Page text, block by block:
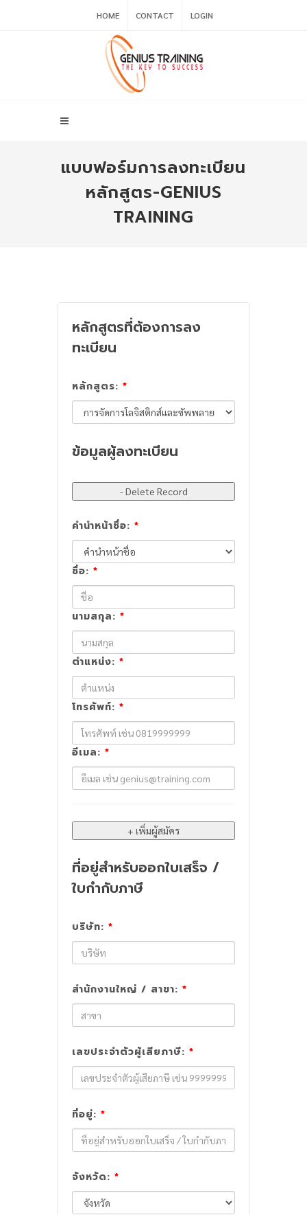
HOME CONTACT LOGIN
แบบฟอร์มการลงทะเบียน
หลักสูตร-GENIUS
TRAINING
หลักสูตรที่ต้องการลง
ทะเบียน
หลักสูตร: *
ข้อมูลผู้ลงทะเบียน
คำนำหน้าชื่อ: *
ชื่อ: *
นามสกุล: *
ตำแหน่ง: *
โทรศัพท์: *
อีเมล: *
ที่อยู่สำหรับออกใบเสร็จ /
ใบกำกับภาษี
บริษัท: *
สำนักงานใหญ่ / สาขา: *
เลขประจำตัวผู้เสียภาษี: *
ที่อยู่: *
จังหวัด: *